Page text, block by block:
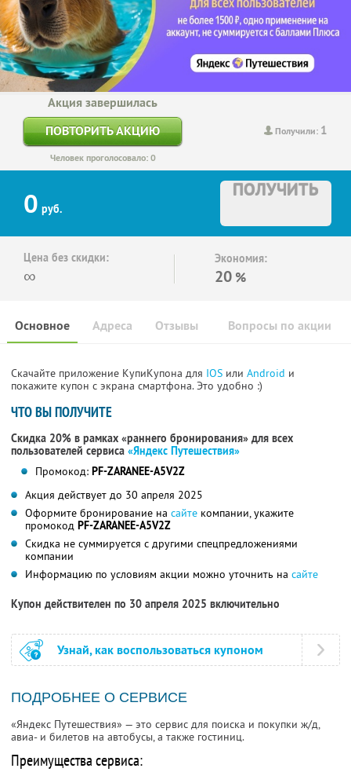
Получили: 1
Акция завершилась
ПОВТОРИТЬ АКЦИЮ
Человек проголосовало: 0
0 руб.
ПОЛУЧИТЬ
Цена без скидки:
∞
Экономия:
20 %
Основное Отзывы Вопросы по акции
Адреса
Скачайте приложение КупиКупона для IOS или Android и
покажите купон с экрана смартфона. Это удобно :)
ЧТО ВЫ ПОЛУЧИТЕ
Скидка 20% в рамках «раннего бронирования» для всех
пользователей сервиса «Яндекс Путешествия»
Промокод: PF-ZARANEE-A5V2Z
Акция действует до 30 апреля 2025
Оформите бронирование на сайте компании, укажите
промокод PF-ZARANEE-A5V2Z
Скидка не суммируется с другими спецпредложениями
компании
Информацию по условиям акции можно уточнить на сайте
Купон действителен по 30 апреля 2025 включительно
Узнай, как воспользоваться купоном
ПОДРОБНЕЕ О СЕРВИСЕ
«Яндекс Путешествия» — это сервис для поиска и покупки ж/д,
авиа- и билетов на автобусы, а также гостиниц.
Преимущества сервиса: